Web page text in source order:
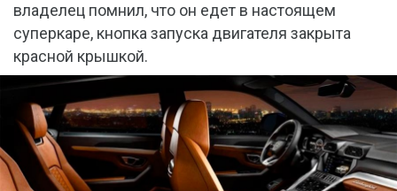
владелец помнил, что он едет в настоящем
суперкаре, кнопка запуска двигателя закрыта
красной крышкой.